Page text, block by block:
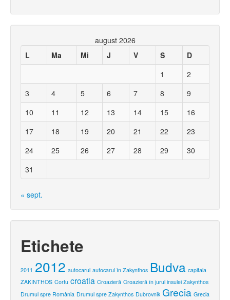
august 2026
L
Ma Mi J V S
D
1
2
3
4 5 6 7 8
9
10
11 12 13 14 15
16
17
18 19 20 21 22
23
24
25 26 27 28 29
30
31
« sept.
Etichete
2011 2012 autocarul autocarul în Zakynthos Budva capitala
ZAKINTHOS Corfu croatia Croazieră Croazieră în jurul insulei Zakynthos
Drumul spre România Drumul spre Zakynthos Dubrovnik Grecia Grecia